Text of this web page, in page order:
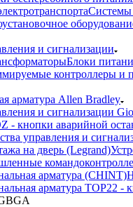
Системы
и сигнализации
Блоки
контроллеры и
арматура Allen Bradley
и сигнализации
- кнопки аварийной
управления и
на дверь (Legrand)
арматура (CHINT)
арматура TOP22 -